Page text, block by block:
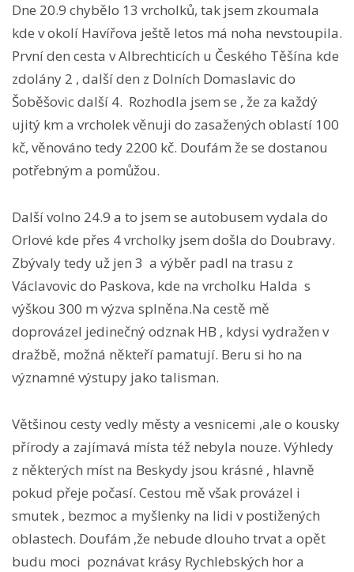
Dne 20.9 chybělo 13 vrcholků, tak jsem zkoumala
kde v okolí Havířova ještě letos má noha nevstoupila.
První den cesta v Albrechticích u Českého Těšína kde
zdolány 2 , další den z Dolních Domaslavic do
Šoběšovic další 4. Rozhodla jsem se , že za každý
ujitý km a vrcholek věnuji do zasažených oblastí 100
kč, věnováno tedy 2200 kč. Doufám že se dostanou
potřebným a pomůžou.
Další volno 24.9 a to jsem se autobusem vydala do
Orlové kde přes 4 vrcholky jsem došla do Doubravy.
Zbývaly tedy už jen 3 a výběr padl na trasu z
Václavovic do Paskova, kde na vrcholku Halda s
výškou 300 m výzva splněna.Na cestě mě
doprovázel jedinečný odznak HB , kdysi vydražen v
dražbě, možná někteří pamatují. Beru si ho na
významné výstupy jako talisman.
Většinou cesty vedly městy a vesnicemi ,ale o kousky
přírody a zajímavá místa též nebyla nouze. Výhledy
z některých míst na Beskydy jsou krásné , hlavně
pokud přeje počasí. Cestou mě však provázel i
smutek , bezmoc a myšlenky na lidi v postižených
oblastech. Doufám ,že nebude dlouho trvat a opět
budu moci poznávat krásy Rychlebských hor a